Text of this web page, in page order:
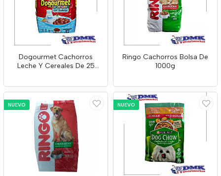
Dogourmet Cachorros
Leche Y Cereales De 25
Ringo Cachorros Bolsa De
1000g
NUEVO NUEVO